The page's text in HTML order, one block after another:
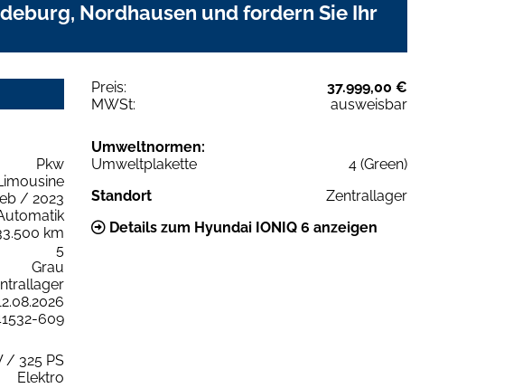
Nordhausen und fordern Sie Ihr
Preis:
37.999,00 €
MWSt:
ausweisbar
Pkw
/ 2023
km
5
Grau
609
/ 325 PS
Elektro
Umweltnormen:
Umweltplakette
4 (Green)
Standort
Zentrallager
Details zum Hyundai IONIQ 6 anzeigen